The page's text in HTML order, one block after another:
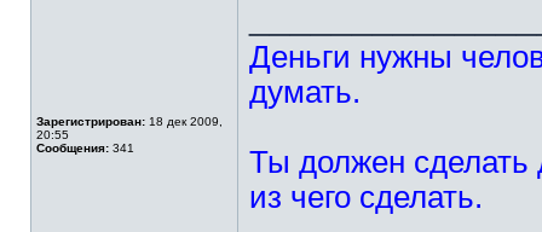
Зарегистрирован: 18 дек 2009,
20:55
Сообщения: 341
Деньги нужны
думать.
Ты должен сделать
из чего сделать.